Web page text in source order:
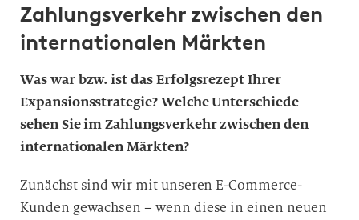
Zahlungsverkehr zwischen den
internationalen Märkten
Was war bzw. ist das Erfolgsrezept Ihrer
Expansionsstrategie? Welche Unterschiede
sehen Sie im Zahlungsverkehr zwischen den
internationalen Märkten?
Zunächst sind wir mit unseren E-Commerce-
Kunden gewachsen – wenn diese in einen neuen